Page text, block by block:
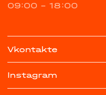
09:00 - 18:00
Vkontakte
Instagram